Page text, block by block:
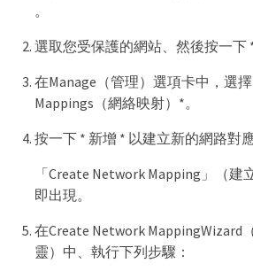
。
選取您受保護的網站、然後按一下 *
在Manage（管理）選項卡中，選
Mappings（網絡映射）*。
按一下 * 新增 * 以建立新的網路對應
「Create Network Mapping」（
即出現。
在Create Network MappingWizard
靈）中、執行下列步驟：